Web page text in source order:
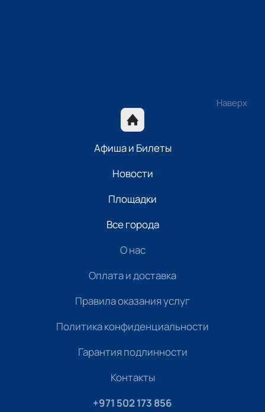
Наверх
Афиша и Билеты
Новости
Площадки
Все города
О нас
Оплата и доставка
Правила оказания услуг
Политика конфиденциальности
Гарантия подлинности
Контакты
+971 502 173 856